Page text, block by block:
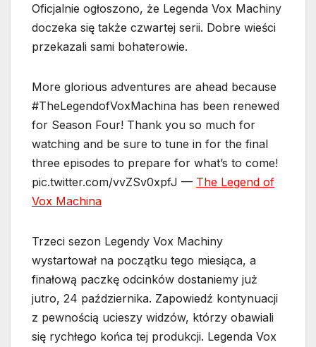
Oficjalnie ogłoszono, że Legenda Vox Machiny
doczeka się także czwartej serii. Dobre wieści
przekazali sami bohaterowie.
More glorious adventures are ahead because
#TheLegendofVoxMachina has been renewed
for Season Four! Thank you so much for
watching and be sure to tune in for the final
three episodes to prepare for what’s to come!
pic.twitter.com/vvZSv0xpfJ — The Legend of
Vox Machina
Trzeci sezon Legendy Vox Machiny
wystartował na początku tego miesiąca, a
finałową paczkę odcinków dostaniemy już
jutro, 24 października. Zapowiedź kontynuacji
z pewnością ucieszy widzów, którzy obawiali
się rychłego końca tej produkcji. Legenda Vox